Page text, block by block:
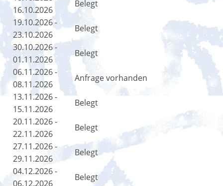
16.10.2026
Belegt
19.10.2026 -
23.10.2026
Belegt
30.10.2026 -
01.11.2026
Belegt
06.11.2026 -
08.11.2026
Anfrage vorhanden
13.11.2026 -
15.11.2026
Belegt
20.11.2026 -
22.11.2026
Belegt
27.11.2026 -
29.11.2026
Belegt
04.12.2026 -
06.12.2026
Belegt